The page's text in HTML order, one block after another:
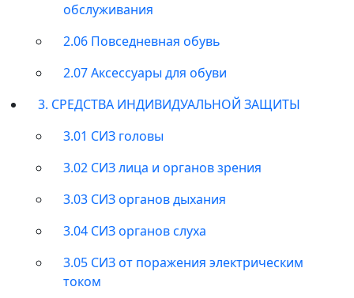
обслуживания
2.06 Повседневная обувь
2.07 Аксессуары для обуви
3. СРЕДСТВА ИНДИВИДУАЛЬНОЙ ЗАЩИТЫ
3.01 СИЗ головы
3.02 СИЗ лица и органов зрения
3.03 СИЗ органов дыхания
3.04 СИЗ органов слуха
3.05 СИЗ от поражения электрическим
током